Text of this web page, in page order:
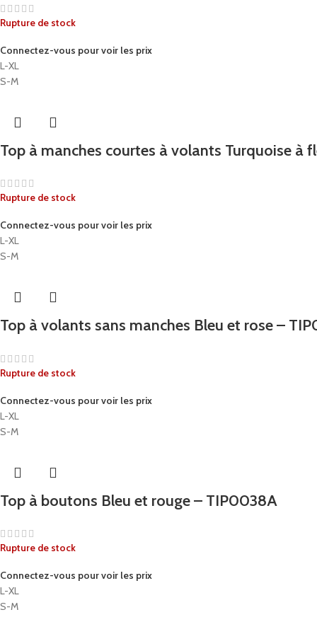
Rupture de stock
Connectez-vous pour voir les prix
L-XL
S-M
Top à manches courtes à volants Turquoise à
Rupture de stock
Connectez-vous pour voir les prix
L-XL
S-M
Top à volants sans manches Bleu et rose –
Rupture de stock
Connectez-vous pour voir les prix
L-XL
S-M
Top à boutons Bleu et rouge – TIP0038A
Rupture de stock
Connectez-vous pour voir les prix
L-XL
S-M